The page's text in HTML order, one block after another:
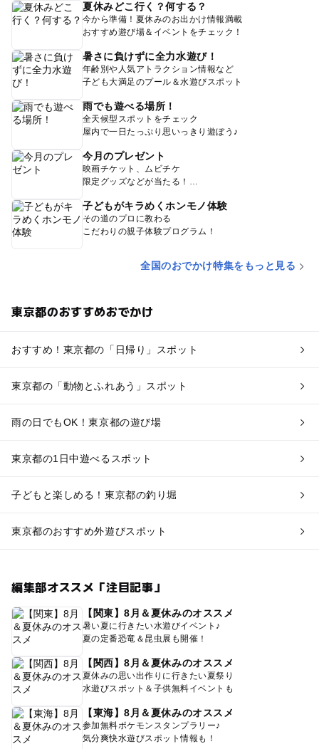
夏休みどこ行く？何する？
今から準備！夏休みのお出かけ情報満載
おすすめ遊び場＆イベントをチェック！
暑さに負けずに全力水遊び！
年齢別や人気アトラクション情報など
子ども大満足のプール＆水遊びスポット
雨でも遊べる場所！
全天候型スポットをチェック
屋内で一日たっぷり思いっきり遊ぼう♪
今月のプレゼント
映画チケット、ムビチケ
限定グッズなどが当たる！
子どもがキラめくホンモノ体験
その道のプロに教わる
こだわりの親子体験プログラム！
全国のおでかけ特集をもっと見る
東京都のおすすめおでかけ
おすすめ！東京都の「日帰り」スポット
東京都の「動物とふれあう」スポット
雨の日でもOK！東京都の遊び場
東京都の1日中遊べるスポット
子どもと楽しめる！東京都の釣り堀
東京都のおすすめ外遊びスポット
編集部オススメ「注目記事」
【関東】8月＆夏休みのオススメ
暑い夏に行きたい水遊びイベント♪
夏の定番恐竜＆昆虫展も開催！
【関西】8月＆夏休みのオススメ
夏休みの思い出作りに行きたい夏祭り
水遊びスポット＆子供無料イベントも
【東海】8月＆夏休みのオススメ
参加無料ポケモンスタンプラリー♪
気分爽快水遊びスポット情報も！